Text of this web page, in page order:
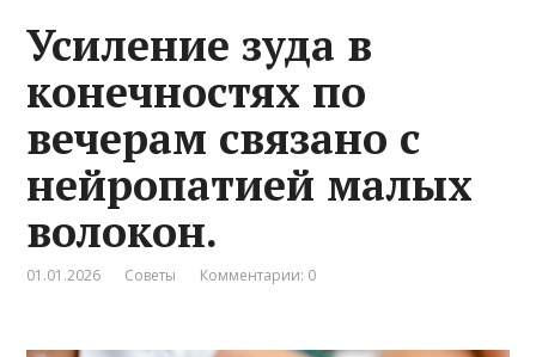
Усиление зуда в
конечностях по
вечерам связано с
нейропатией малых
волокон.
01.01.2026 Советы Комментарии: 0